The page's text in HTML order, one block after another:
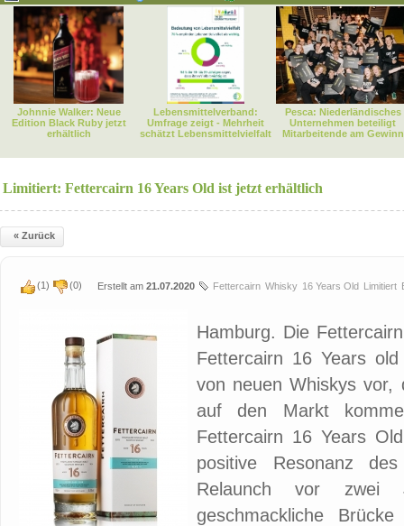
Johnnie Walker: Neue
Edition Black Ruby jetzt
erhältlich
Lebensmittelverband:
Umfrage zeigt - Mehrheit
schätzt Lebensmittelvielfalt
Pesca: Niederländisches
Unternehmen beteiligt
Mitarbeitende am Gewinn
Limitiert: Fettercairn 16 Years Old ist jetzt erhältlich
« Zurück
(1) (0) Erstellt am 21.07.2020 Fettercairn Whisky 16 Years Old Limitiert
Hamburg. Die
Fettercairn 16 Years
von neuen Whiskys vor,
auf den Markt
Fettercairn 16 Years
positive Resonanz
Relaunch vor zwei
geschmackliche